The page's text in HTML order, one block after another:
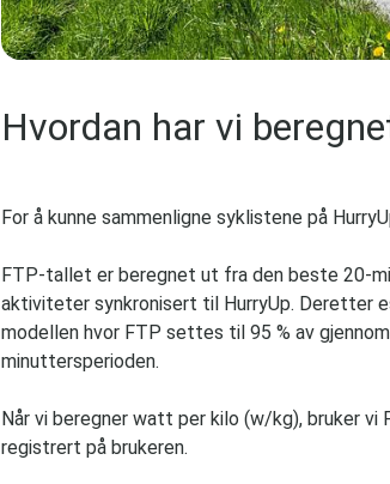
Hvordan har vi
For å kunne sammenligne syklistene på
FTP-tallet er beregnet ut fra den beste 20-
aktiviteter synkronisert til HurryUp. Deretter
modellen hvor FTP settes til 95 % av
minuttersperioden.
Når vi beregner watt per kilo (w/kg), bruker
registrert på brukeren.